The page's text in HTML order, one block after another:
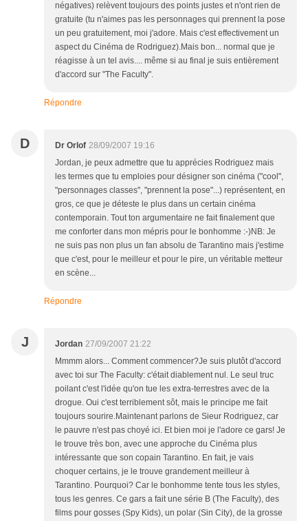
négatives) relèvent toujours des points justes et n'ont rien de
gratuite (tu n'aimes pas les personnages qui prennent la pose
un peu gratuitement, moi j'adore. Mais c'est effectivement un
aspect du Cinéma de Rodriguez).Mais bon... normal que je
réagisse à un tel avis.... même si au final je suis entièrement
d'accord sur "The Faculty".
Répondre
D Dr Orlof 28/09/2007 19:16
Jordan, je peux admettre que tu apprécies Rodriguez mais
les termes que tu emploies pour désigner son cinéma ("cool",
"personnages classes", "prennent la pose"...) représentent, en
gros, ce que je déteste le plus dans un certain cinéma
contemporain. Tout ton argumentaire ne fait finalement que
me conforter dans mon mépris pour le bonhomme :-)NB: Je
ne suis pas non plus un fan absolu de Tarantino mais j'estime
que c'est, pour le meilleur et pour le pire, un véritable metteur
en scène...
Répondre
J Jordan 27/09/2007 21:22
Mmmm alors... Comment commencer?Je suis plutôt d'accord
avec toi sur The Faculty: c'était diablement nul. Le seul truc
poilant c'est l'idée qu'on tue les extra-terrestres avec de la
drogue. Oui c'est terriblement sôt, mais le principe me fait
toujours sourire.Maintenant parlons de Sieur Rodriguez, car
le pauvre n'est pas choyé ici. Et bien moi je l'adore ce gars! Je
le trouve très bon, avec une approche du Cinéma plus
intéressante que son copain Tarantino. En fait, je vais
choquer certains, je le trouve grandement meilleur à
Tarantino. Pourquoi? Car le bonhomme tente tous les styles,
tous les genres. Ce gars a fait une série B (The Faculty), des
films pour gosses (Spy Kids), un polar (Sin City), de la grosse